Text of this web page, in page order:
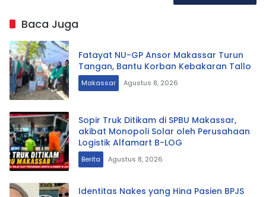
Baca Juga
Fatayat NU-GP Ansor Makassar Turun
Tangan, Bantu Korban Kebakaran Tallo
Makassar Agustus 8, 2026
Sopir Truk Ditikam di SPBU Makassar,
akibat Monopoli Solar oleh Perusahaan
Logistik Alfamart B-LOG
Berita Agustus 8, 2026
Identitas Nakes yang Hina Pasien BPJS